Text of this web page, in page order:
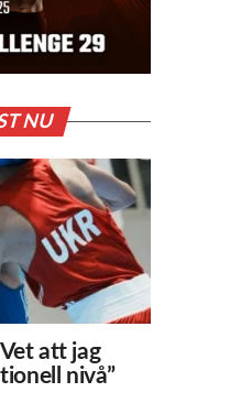
NU
att jag
nivå”